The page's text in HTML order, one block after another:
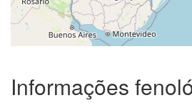
Informações